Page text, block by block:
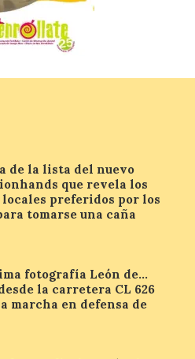
de
de
social
de
y Comercio
millones de
JOVEL
Fondo Social
favorecer la
el Sistema
Liébana
únicos
de la lista del nuevo
que revela los
preferidos por los
tomarse una caña
fotografía León de…
la carretera CL 626
marcha en defensa de